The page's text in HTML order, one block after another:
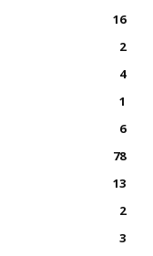
16
2
4
1
6
78
13
2
3